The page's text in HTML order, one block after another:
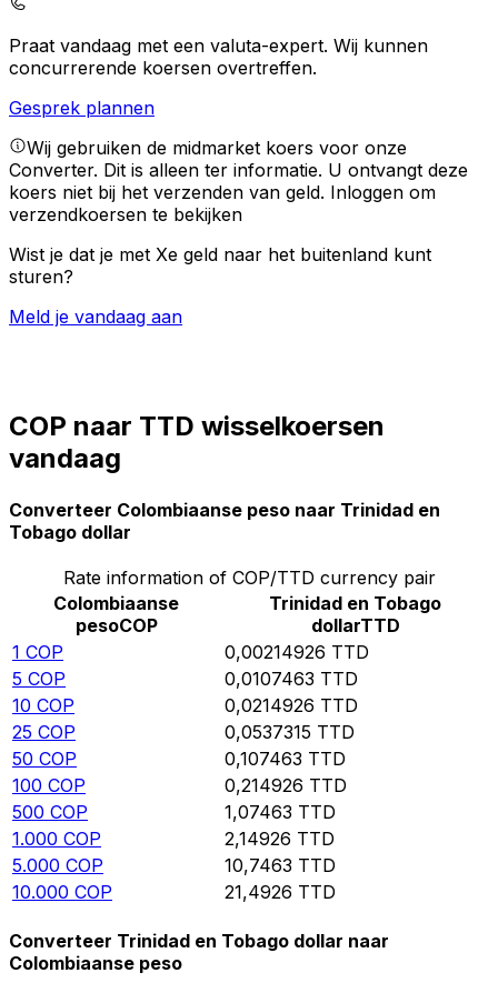
Praat vandaag met een valuta-expert. Wij kunnen
concurrerende koersen overtreffen.
Gesprek plannen
Wij gebruiken de midmarket koers voor onze
Converter. Dit is alleen ter informatie. U ontvangt deze
koers niet bij het verzenden van geld. Inloggen om
verzendkoersen te bekijken
Wist je dat je met Xe geld naar het buitenland kunt
sturen?
Meld je vandaag aan
COP naar TTD wisselkoersen
vandaag
Converteer Colombiaanse peso naar Trinidad en
Tobago dollar
Rate information of COP/TTD currency pair
Colombiaanse
pesoCOP
Trinidad en Tobago
dollarTTD
1 COP 0,00214926 TTD
5 COP 0,0107463 TTD
10 COP 0,0214926 TTD
25 COP 0,0537315 TTD
50 COP 0,107463 TTD
100 COP 0,214926 TTD
500 COP 1,07463 TTD
1.000 COP 2,14926 TTD
5.000 COP 10,7463 TTD
10.000 COP 21,4926 TTD
Converteer Trinidad en Tobago dollar naar
Colombiaanse peso